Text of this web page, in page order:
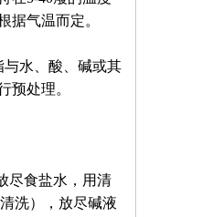
据气温而定。
水、酸、碱或其
预处理。
尽食盐水，用清
洗），放尽碱液